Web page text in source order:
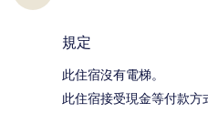
規定
此住宿沒有電梯。
此住宿接受現金等付款方